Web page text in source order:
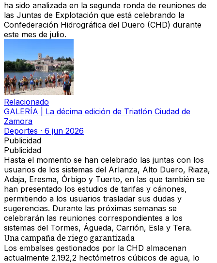
ha sido analizada en la segunda ronda de reuniones de
las Juntas de Explotación que está celebrando la
Confederación Hidrográfica del Duero (CHD) durante
este mes de julio.
Relacionado
GALERÍA | La décima edición de Triatlón Ciudad de
Zamora
Deportes · 6 jun 2026
Publicidad
Publicidad
Hasta el momento se han celebrado las juntas con los
usuarios de los sistemas del Arlanza, Alto Duero, Riaza,
Adaja, Eresma, Órbigo y Tuerto, en las que también se
han presentado los estudios de tarifas y cánones,
permitiendo a los usuarios trasladar sus dudas y
sugerencias. Durante las próximas semanas se
celebrarán las reuniones correspondientes a los
sistemas del Tormes, Águeda, Carrión, Esla y Tera.
Una campaña de riego garantizada
Los embalses gestionados por la CHD almacenan
actualmente 2.192,2 hectómetros cúbicos de agua, lo